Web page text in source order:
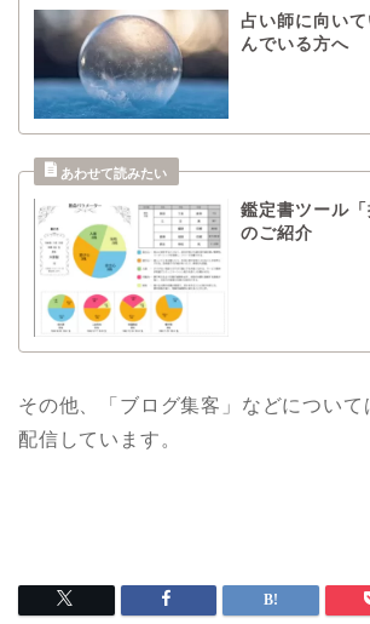
占い師に向い
んでいる方へ
鑑定書ツール
のご紹介
その他、「ブログ集客」などについて
配信しています。